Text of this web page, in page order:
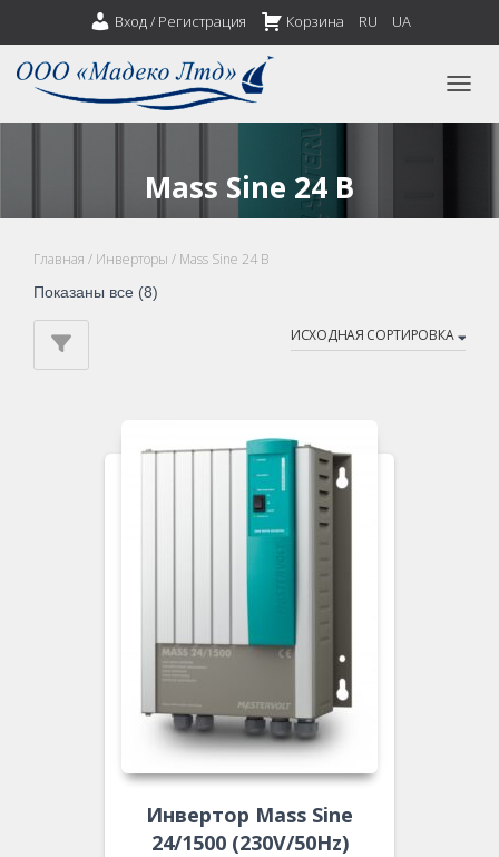
Вход / Регистрация Корзина RU UA
Mass Sine 24 В
Главная / Инверторы / Mass Sine 24 В
Показаны все (8)
Инвертор Mass Sine
24/1500 (230V/50Hz)